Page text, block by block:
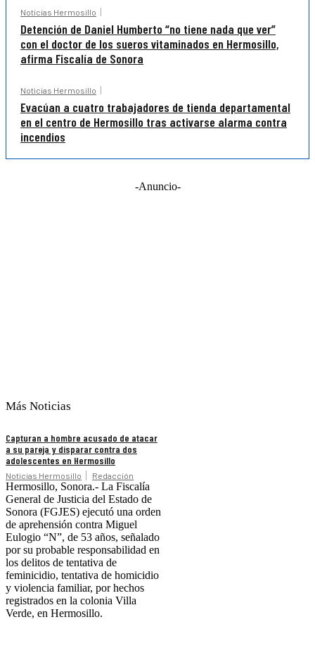
Noticias Hermosillo
Detención de Daniel Humberto “no tiene nada que ver”
con el doctor de los sueros vitaminados en Hermosillo,
afirma Fiscalía de Sonora
Noticias Hermosillo
Evacúan a cuatro trabajadores de tienda departamental
en el centro de Hermosillo tras activarse alarma contra
incendios
-Anuncio-
Más Noticias
Capturan a hombre acusado de atacar
a su pareja y disparar contra dos
adolescentes en Hermosillo
Noticias Hermosillo Redacción
Hermosillo, Sonora.- La Fiscalía
General de Justicia del Estado de
Sonora (FGJES) ejecutó una orden
de aprehensión contra Miguel
Eulogio “N”, de 53 años, señalado
por su probable responsabilidad en
los delitos de tentativa de
feminicidio, tentativa de homicidio
y violencia familiar, por hechos
registrados en la colonia Villa
Verde, en Hermosillo.